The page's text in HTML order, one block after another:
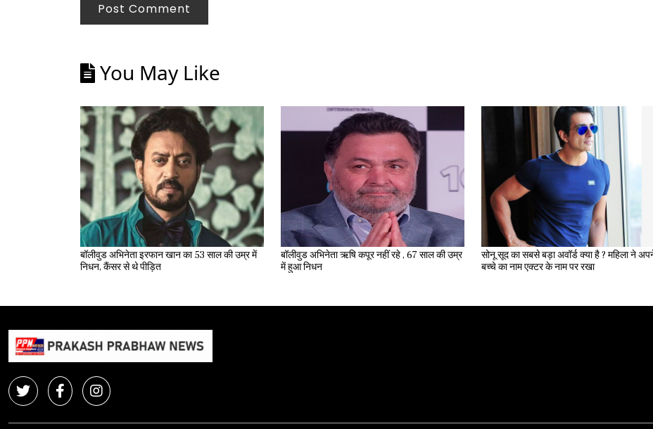
Post Comment
You May Like
बॉलीवुड अभिनेता इरफान खान का 53 साल की उम्र में
निधन, कैंसर से थे पीड़ित
बॉलीवुड अभिनेता ऋषि कपूर नहीं रहे , 67 साल की उम्र
में हुआ निधन
सोनू सूद का सबसे बड़ा अवॉर्ड क्या है ? महिला ने अपने
बच्चे का नाम एक्टर के नाम पर रखा